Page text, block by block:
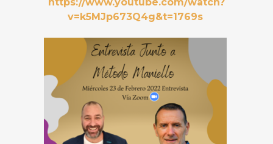
v=k5MJp673Q4g&t=1769s